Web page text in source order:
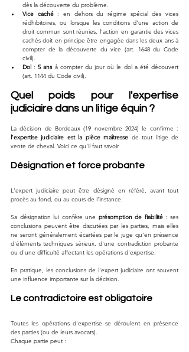
dès la découverte du problème.
Vice caché : en dehors du régime spécial des vices
rédhibitoires, ou lorsque les conditions d'une action de
droit commun sont réunies, l'action en garantie des vices
cachés doit en principe être engagée dans les deux ans à
compter de la découverte du vice (art. 1648 du Code
civil).
Dol : 5 ans à compter du jour où le dol a été découvert
(art. 1144 du Code civil).
Quel poids pour l'expertise
judiciaire dans un litige équin ?
l'expertise judiciaire est la pièce maîtresse de tout litige de
vente de cheval. Voici ce qu'il faut savoir.
Désignation et force probante
L'expert judiciaire peut être désigné en référé, avant tout
procès au fond, ou au cours de l'instance.
Sa désignation lui confère une présomption de fiabilité : ses
conclusions peuvent être discutées par les parties, mais elles
ne seront généralement écartées par le juge qu'en présence
d'éléments techniques sérieux, d'une contradiction probante
ou d'une difficulté affectant les opérations d'expertise.
En pratique, les conclusions de l'expert judiciaire ont souvent
une influence importante sur la décision.
Le contradictoire est obligatoire
Toutes les opérations d'expertise se déroulent en présence
des parties (ou de leurs avocats).
Chaque partie peut :